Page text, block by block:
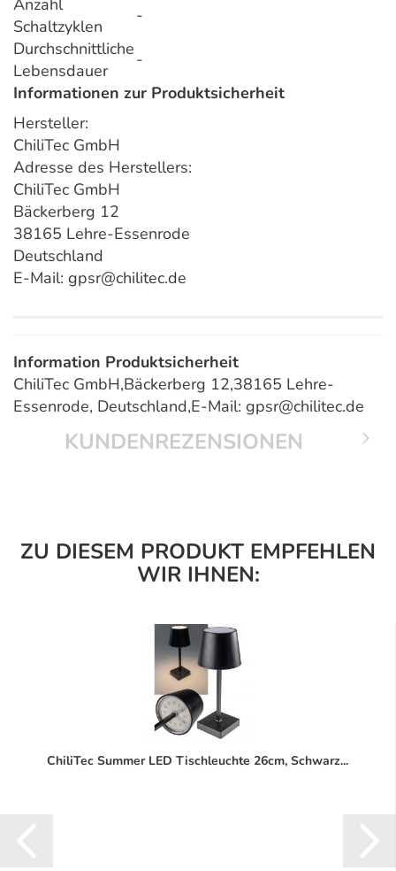
Anzahl
Schaltzyklen
-
Durchschnittliche
Lebensdauer
-
Informationen zur Produktsicherheit
Hersteller:
ChiliTec GmbH
Adresse des Herstellers:
ChiliTec GmbH
Bäckerberg 12
38165 Lehre-Essenrode
Deutschland
E-Mail: gpsr@chilitec.de
Information Produktsicherheit
ChiliTec GmbH,Bäckerberg 12,38165 Lehre-
Essenrode, Deutschland,E-Mail: gpsr@chilitec.de
KUNDENREZENSIONEN
ZU DIESEM PRODUKT EMPFEHLEN
WIR IHNEN:
ChiliTec Summer LED Tischleuchte 26cm, Schwarz...